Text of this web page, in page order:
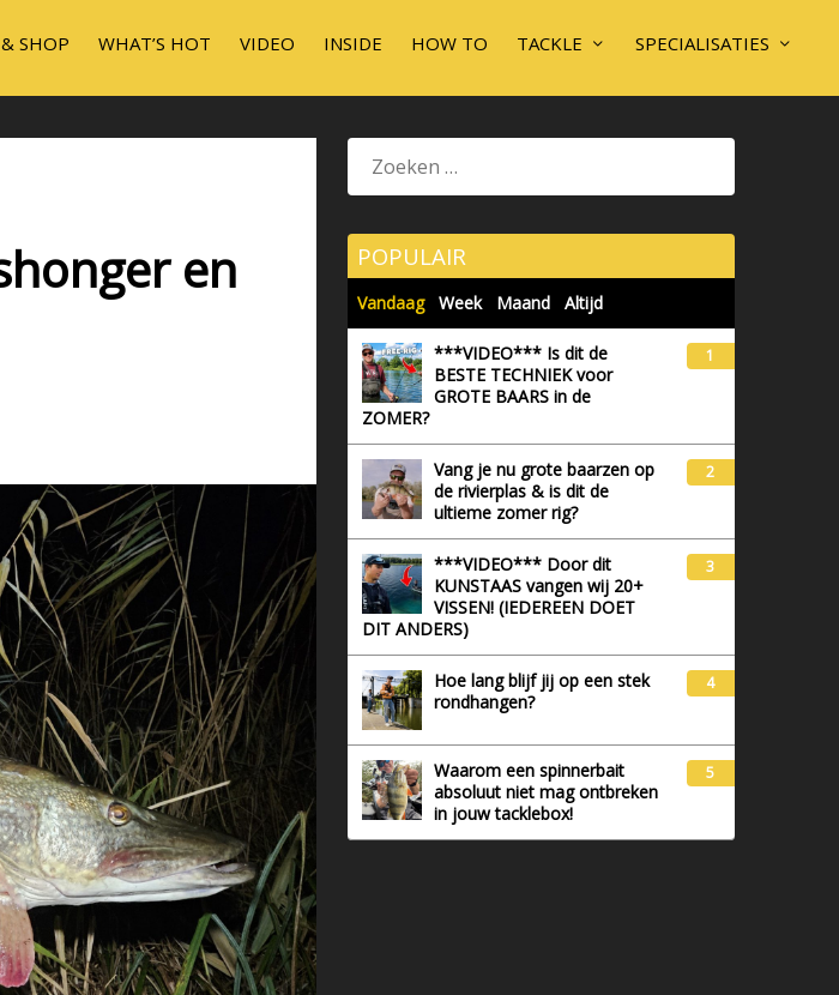
SHOP WHAT’S HOT VIDEO INSIDE HOW TO TACKLE SPECIALISATIES
en
POPULAIR
Vandaag Week Maand Altijd
***VIDEO*** Is dit de
BESTE TECHNIEK voor
GROTE BAARS in de
ZOMER?
1
Vang je nu grote baarzen op
de rivierplas & is dit de
ultieme zomer rig?
2
***VIDEO*** Door dit
KUNSTAAS vangen wij 20+
VISSEN! (IEDEREEN DOET
DIT ANDERS)
3
Hoe lang blijf jij op een stek
rondhangen?
4
Waarom een spinnerbait
absoluut niet mag ontbreken
in jouw tacklebox!
5